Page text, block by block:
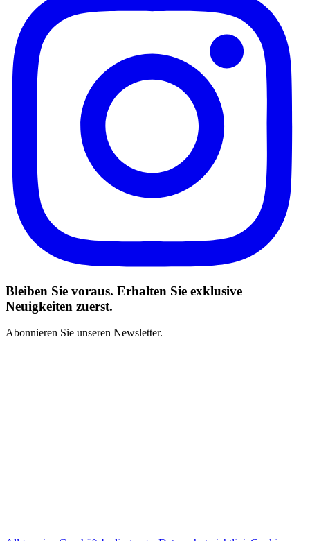
Bleiben Sie voraus. Erhalten Sie exklusive
Neuigkeiten zuerst.
Abonnieren Sie unseren Newsletter.